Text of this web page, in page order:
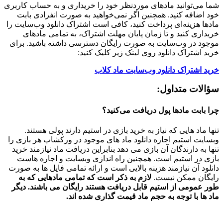
شما می‌توانید مادهای موردنظر خود را خریداری و به حساب کاربری
خود اضافه کنید. همچنین اگر نمی‌خواهید به صورت انفرادی بابت
مادها هزینه‌ای پرداخت کنید، کافی است اشتراک دانلود وب‌سایت را
خریداری کنید و تا زمان پایان مهلت اشتراک، به تمامی مادهای
موجود در وب‌سایت به صورت رایگان دسترسی داشته باشید. برای
خرید اشتراک دانلود روی لینک زیر کلیک کنید:
خرید اشتراک دانلود وب‌سایت ماد کلاب
سؤالات متداول:
چرا بابت مادها پول دریافت می‌کنید؟
تنها ماد هایی که نیاز به خرید بازی در استیم دارند پولی هستند.
وبسایت استیم اجازه دانلود ماد های موجود در ورکشاپ هر بازی را
تنها به دارندگان آن بازی می دهد بنابراین دریافت ماد نیازمند خرید
بازی در استیم است. همچنین راه اندازی وبسایت و اجاره هاست
دانلود آن نیازمند هزینه بالایی است و ارائه تمامی فایل ها به صورت
رایگان ممکن نیست. لازم به ذکر است که تمامی مادهایی که به
طور عمومی از استیم قابل دریافت هستند رایگان می باشند. دیگر
ماد ها با توجه به حجم ماد قیمت گذاری شده اند.